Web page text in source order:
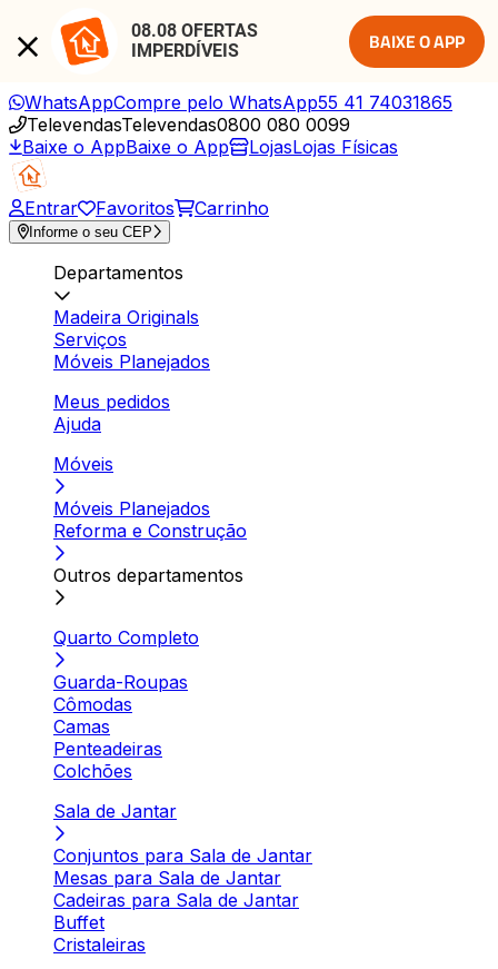
08.08 OFERTAS
IMPERDÍVEIS
BAIXE O APP
WhatsAppCompre pelo WhatsApp55 41 74031865
TelevendasTelevendas0800 080 0099
Baixe o AppBaixe o App LojasLojas Físicas
Entrar Favoritos Carrinho
Informe o seu CEP
Departamentos
Madeira Originals
Serviços
Móveis Planejados
Meus pedidos
Ajuda
Móveis
Móveis Planejados
Reforma e Construção
Outros departamentos
Quarto Completo
Guarda-Roupas
Cômodas
Camas
Penteadeiras
Colchões
Sala de Jantar
Conjuntos para Sala de Jantar
Mesas para Sala de Jantar
Cadeiras para Sala de Jantar
Buffet
Cristaleiras